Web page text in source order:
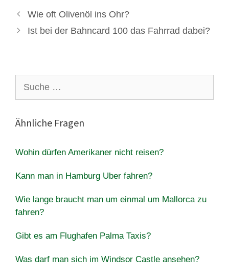
Wie oft Olivenöl ins Ohr?
Ist bei der Bahncard 100 das Fahrrad dabei?
nach:
Ähnliche Fragen
Wohin dürfen Amerikaner nicht reisen?
Kann man in Hamburg Uber fahren?
Wie lange braucht man um einmal um Mallorca zu
fahren?
Gibt es am Flughafen Palma Taxis?
Was darf man sich im Windsor Castle ansehen?